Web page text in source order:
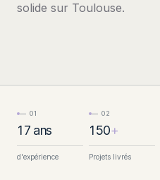
solide sur Toulouse.
— 01
17 ans
d'expérience
— 02
150+
Projets livrés